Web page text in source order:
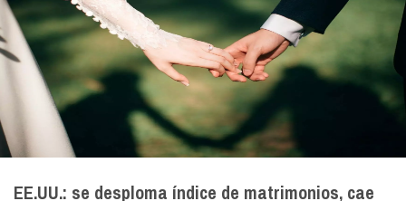
EE.UU.: se desploma índice de matrimonios, cae